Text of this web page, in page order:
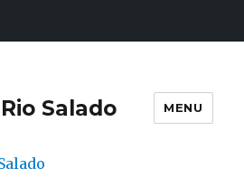
Salado MENU